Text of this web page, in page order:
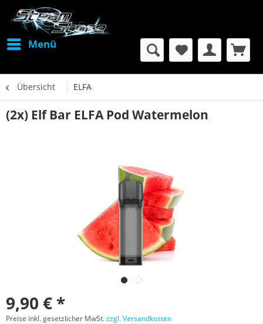
Menü
Übersicht ELFA
(2x) Elf Bar ELFA Pod Watermelon
9,90 € *
Preise inkl. gesetzlicher MwSt.zzgl. Versandkosten